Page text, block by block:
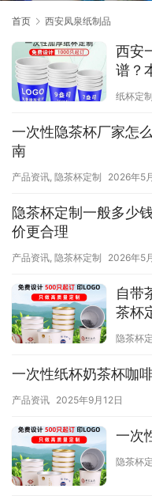
首页 西安凤泉纸制品
西安
谱？
纸杯定制
一次性隐茶杯厂家怎
南
产品资讯, 隐茶杯定制 2026年5
隐茶杯定制一般多少
价更合理
产品资讯, 隐茶杯定制 2026年5
自带
茶杯
家推
隐茶杯
一次性纸杯奶茶杯咖
产品资讯 2025年9月12日
一次
隐茶杯